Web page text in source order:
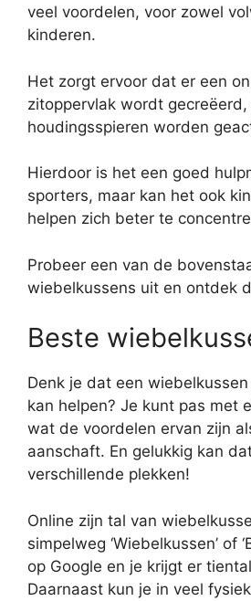
veel voordelen, voor zowel
kinderen.
Het zorgt ervoor dat er een
zitoppervlak wordt
houdingsspieren worden
Hierdoor is het een goed
sporters, maar kan het ook
helpen zich beter te
Probeer een van de
wiebelkussens uit en ontdek
Beste
Denk je dat een
kan helpen? Je kunt pas met
wat de voordelen ervan zijn
aanschaft. En gelukkig kan
verschillende plekken!
Online zijn tal van
simpelweg ‘Wiebelkussen’ of
op Google en je krijgt er
Daarnaast kun je in veel